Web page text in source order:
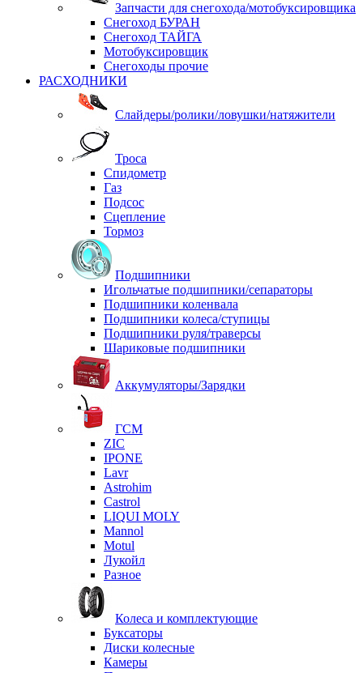
Запчасти для снегохода/мотобуксировщика
Снегоход БУРАН
Снегоход ТАЙГА
Мотобуксировщик
Снегоходы прочие
РАСХОДНИКИ
Слайдеры/ролики/ловушки/натяжители
Троса
Спидометр
Газ
Подсос
Сцепление
Тормоз
Подшипники
Игольчатые подшипники/сепараторы
Подшипники коленвала
Подшипники колеса/ступицы
Подшипники руля/траверсы
Шариковые подшипники
Аккумуляторы/Зарядки
ГСМ
ZIC
IPONE
Lavr
Astrohim
Castrol
LIQUI MOLY
Mannol
Motul
Лукойл
Разное
Колеса и комплектующие
Буксаторы
Диски колесные
Камеры